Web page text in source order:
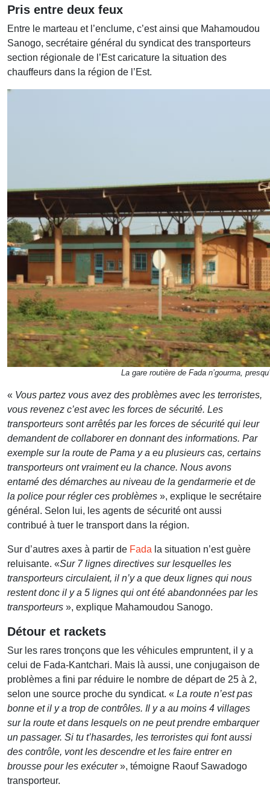
Pris entre deux feux
Entre le marteau et l’enclume, c’est ainsi que Mahamoudou
Sanogo, secrétaire général du syndicat des transporteurs
section régionale de l’Est caricature la situation des
chauffeurs dans la région de l’Est.
La gare routière de Fada n’gourma,
« Vous partez vous avez des problèmes avec les terroristes,
vous revenez c’est avec les forces de sécurité. Les
transporteurs sont arrêtés par les forces de sécurité qui leur
demandent de collaborer en donnant des informations. Par
exemple sur la route de Pama y a eu plusieurs cas, certains
transporteurs ont vraiment eu la chance. Nous avons
entamé des démarches au niveau de la gendarmerie et de
la police pour régler ces problèmes », explique le secrétaire
général. Selon lui, les agents de sécurité ont aussi
contribué à tuer le transport dans la région.
Sur d’autres axes à partir de Fada la situation n’est guère
reluisante. «Sur 7 lignes directives sur lesquelles les
transporteurs circulaient, il n’y a que deux lignes qui nous
restent donc il y a 5 lignes qui ont été abandonnées par les
transporteurs », explique Mahamoudou Sanogo.
Détour et rackets
Sur les rares tronçons que les véhicules empruntent, il y a
celui de Fada-Kantchari. Mais là aussi, une conjugaison de
problèmes a fini par réduire le nombre de départ de 25 à 2,
selon une source proche du syndicat. « La route n’est pas
bonne et il y a trop de contrôles. Il y a au moins 4 villages
sur la route et dans lesquels on ne peut prendre embarquer
un passager. Si tu t’hasardes, les terroristes qui font aussi
des contrôle, vont les descendre et les faire entrer en
brousse pour les exécuter», témoigne Raouf Sawadogo
transporteur.